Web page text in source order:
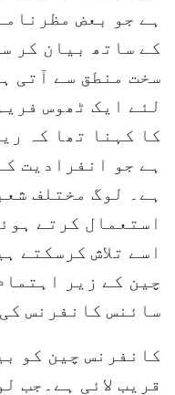
ہے جو بعض
کے ساتھ بیان کر
سخت منطق سے آتی
لئے ایک ٹھوس
کا کہنا تھا کہ
ہے جو انفرادیت
ہے۔ لوگ مختلف
استعمال کرتے
اسے تلاش کرسکتے
چین کے زیر
سائنس کانفرنس
کانفرنس چین کو
قریب لائی ہے۔جب